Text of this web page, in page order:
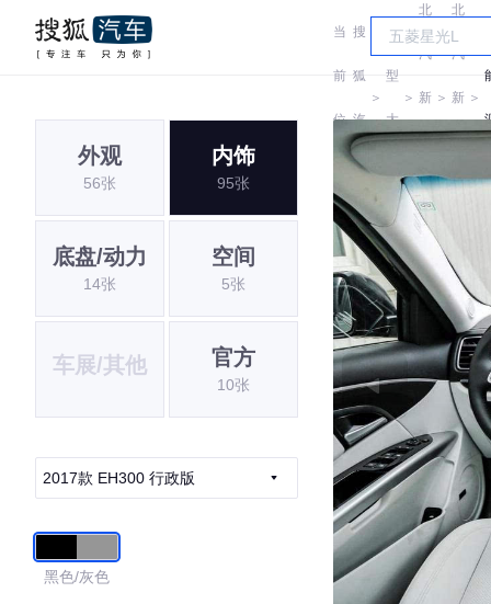
当
前
位
置:
搜
狐
汽
车
＞
车
型
大
＞
北
汽
新
能
源
＞
北
汽
新
能
源
＞
外观
56张
内饰
95张
底盘/动力
14张
空间
5张
车展/其他 官方
10张
2017款 EH300 行政版
黑色/灰色